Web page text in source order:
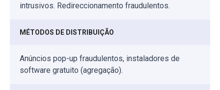
intrusivos. Redireccionamento fraudulentos.
MÉTODOS DE DISTRIBUIÇÃO
Anúncios pop-up fraudulentos, instaladores de
software gratuito (agregação).